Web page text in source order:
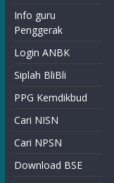
Info guru
Penggerak
Login ANBK
Siplah BliBli
PPG Kemdikbud
Cari NISN
Cari NPSN
Download BSE